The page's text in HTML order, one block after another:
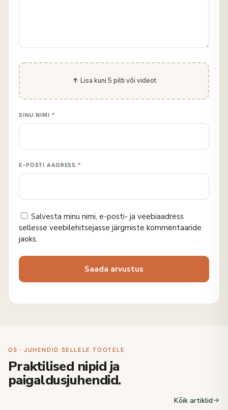
Lisa kuni 5 pilti või videot
SINU NIMI *
E-POSTI AADRESS *
Salvesta minu nimi, e-posti- ja veebiaadress
sellesse veebilehitsejasse järgmiste kommentaaride
jaoks.
05 · JUHENDID SELLELE TOOTELE
Praktilised nipid ja
paigaldusjuhendid.
Kõik artiklid